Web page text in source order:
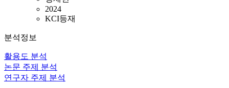
2024
KCI등재
분석정보
활용도 분석
논문 주제 분석
연구자 주제 분석